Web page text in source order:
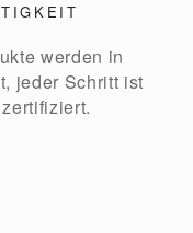
werden in
jeder Schritt ist